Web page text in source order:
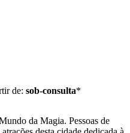
de: sob-consulta*
da Magia. Pessoas de